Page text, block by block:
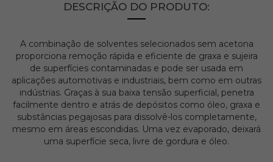
DESCRIÇÃO DO PRODUTO:
A combinação de solventes selecionados sem acetona
proporciona remoção rápida e eficiente de graxa e sujeira
de superfícies contaminadas e pode ser usada em
aplicações automotivas e industriais, bem como em outras
indústrias. Graças à sua baixa tensão superficial, penetra
facilmente dentro e atrás de depósitos como óleo, graxa e
substâncias pegajosas para dissolvê-los completamente,
mesmo em áreas escondidas. Uma vez evaporado, deixará
uma superfície seca, livre de gordura e óleo.